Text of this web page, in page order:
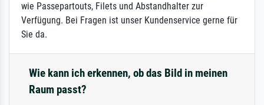
wie Passepartouts, Filets und Abstandhalter zur
Verfügung. Bei Fragen ist unser Kundenservice gerne für
Sie da.
Wie kann ich erkennen, ob das Bild in meinen
Raum passt?